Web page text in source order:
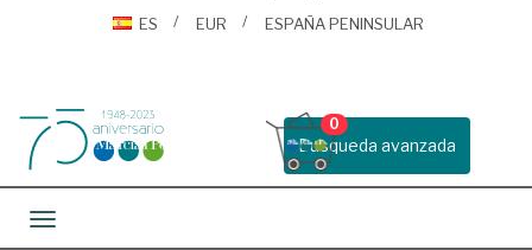
ES
EUR ESPAÑA PENINSULAR
Busqueda avanzada
0
Toggle navigation